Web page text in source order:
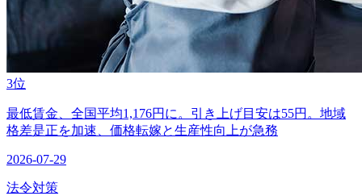
3位
最低賃金、全国平均1,176円に。引き上げ目安は55円。地域
格差是正を加速、価格転嫁と生産性向上が急務
2026-07-29
法令対策